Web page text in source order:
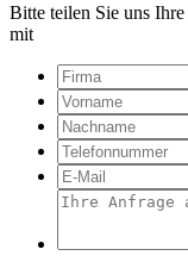
Bitte teilen Sie uns Ihre
mit